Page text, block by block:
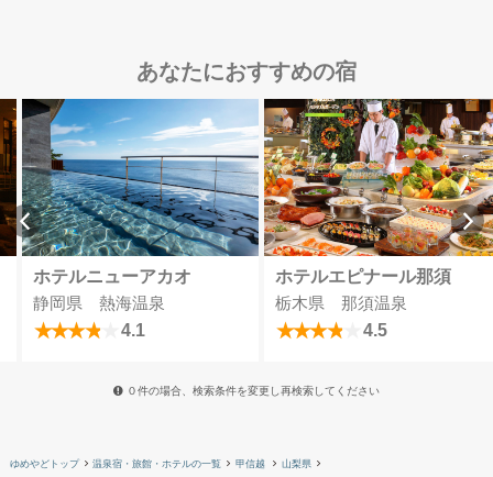
あなたにおすすめの宿
ホテルニューアカオ
静岡県 熱海温泉
4.1
ホテルエピナール那須
栃木県 那須温泉
4.5
０件の場合、検索条件を変更し再検索してください
ゆめやどトップ 温泉宿・旅館・ホテルの一覧 甲信越 山梨県